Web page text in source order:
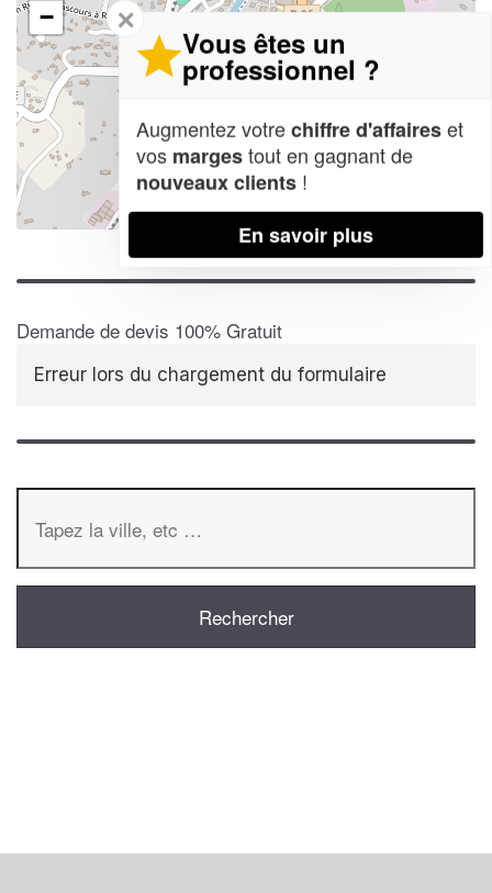
−
Demande de devis 100% Gratuit
Erreur lors du chargement du formulaire
✕
Vous êtes un
professionnel ?
Augmentez votrechiffre d'affaireset
vos margestout en gagnant de
nouveaux clients !
En savoir plus